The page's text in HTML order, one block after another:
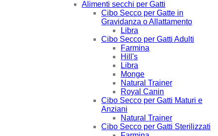
Alimenti secchi per Gatti
Cibo Secco per Gatte in
Gravidanza o Allattamento
Libra
Cibo Secco per Gatti Adulti
Farmina
Hill's
Libra
Monge
Natural Trainer
Royal Canin
Cibo Secco per Gatti Maturi e
Anziani
Natural Trainer
Cibo Secco per Gatti Sterilizzati